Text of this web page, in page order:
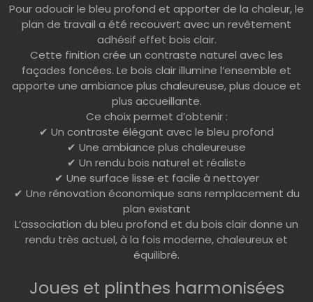
Pour adoucir le bleu profond et apporter de la chaleur, le
plan de travail a été recouvert avec un revêtement
adhésif effet bois clair.
Cette finition crée un contraste naturel avec les
façades foncées. Le bois clair illumine l’ensemble et
apporte une ambiance plus chaleureuse, plus douce et
plus accueillante.
Ce choix permet d’obtenir :
✔ Un contraste élégant avec le bleu profond
✔ Une ambiance plus chaleureuse
✔ Un rendu bois naturel et réaliste
✔ Une surface lisse et facile à nettoyer
✔ Une rénovation économique sans remplacement du
plan existant
L’association du bleu profond et du bois clair donne un
rendu très actuel, à la fois moderne, chaleureux et
équilibré.
Joues et plinthes harmonisées